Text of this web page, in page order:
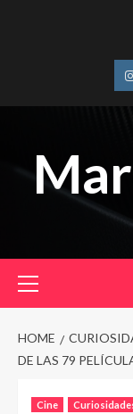
Menu
HOME
DE LAS 79
Cine